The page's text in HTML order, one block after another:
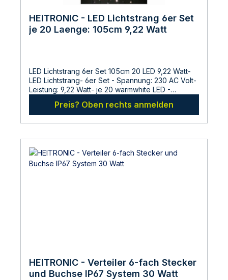
HEITRONIC - LED Lichtstrang 6er Set
je 20 Laenge: 105cm 9,22 Watt
LED Lichtstrang 6er Set 105cm 20 LED 9,22 Watt-
LED Lichtstrang- 6er Set - Spannung: 230 AC Volt-
Leistung: 9,22 Watt- je 20 warmwhite LED -
Betrieb an 230 Volt wird ein Netzteil und eine
Basisleitung benötigt. Netzteil VO-501213 (bis 35
Watt) und Basisleitung VO-39687 (für 6 Stränge)
mmHersteller:LDBS Lichtdienst GmbHChemnitzerstr
814612
Preis? Oben rechts anmelden
HEITRONIC - Verteiler 6-fach Stecker
und Buchse IP67 System 30 Watt